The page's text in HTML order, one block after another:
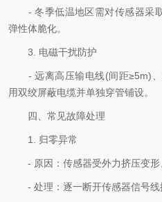
- 冬季低温地区需对传感器采取
弹性体脆化。
3. 电磁干扰防护
- 远离高压输电线(间距≥5m)、
用双绞屏蔽电缆并单独穿管铺设。
四、常见故障处理
1. 归零异常
- 原因：传感器受外力挤压变形
- 处理：逐一断开传感器信号线